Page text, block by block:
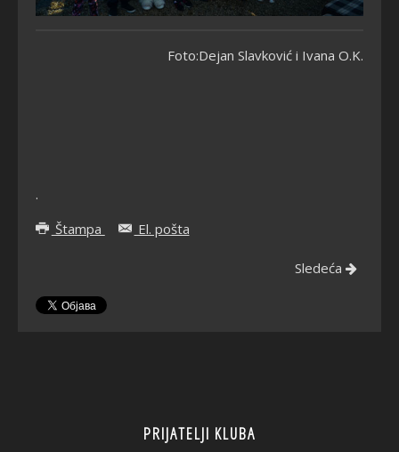
Foto:Dejan Slavković i Ivana O.K.
.
Štampa
El. pošta
Sledeća
PRIJATELJI KLUBA